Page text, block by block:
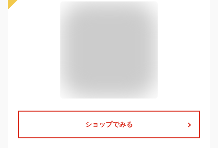
ショップでみる